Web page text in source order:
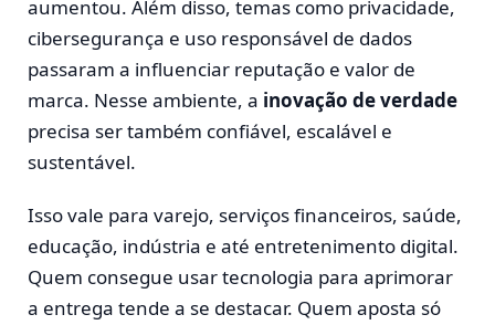
aumentou. Além disso, temas como privacidade,
cibersegurança e uso responsável de dados
passaram a influenciar reputação e valor de
marca. Nesse ambiente, a inovação de verdade
precisa ser também confiável, escalável e
sustentável.
Isso vale para varejo, serviços financeiros, saúde,
educação, indústria e até entretenimento digital.
Quem consegue usar tecnologia para aprimorar
a entrega tende a se destacar. Quem aposta só